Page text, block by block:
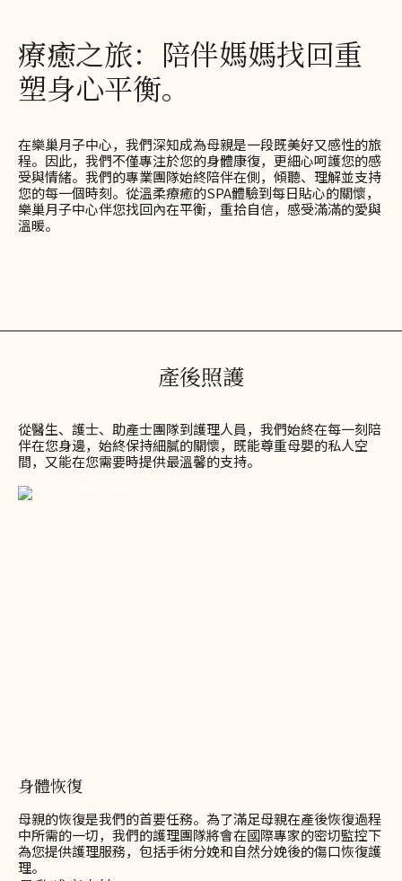
療癒之旅：陪伴媽媽找回重
塑身心平衡。
在樂巢月子中心，我們深知成為母親是一段既美好又感性的旅
程。因此，我們不僅專注於您的身體康復，更細心呵護您的感
受與情緒。我們的專業團隊始終陪伴在側，傾聽、理解並支持
您的每一個時刻。從溫柔療癒的SPA體驗到每日貼心的關懷，
樂巢月子中心伴您找回內在平衡，重拾自信，感受滿滿的愛與
溫暖。
產後照護
從醫生、護士、助產士團隊到護理人員，我們始終在每一刻陪
伴在您身邊，始終保持細膩的關懷，既能尊重母嬰的私人空
間，又能在您需要時提供最溫馨的支持。
身體恢復
母親的恢復是我們的首要任務。為了滿足母親在產後恢復過程
中所需的一切，我們的護理團隊將會在國際專家的密切監控下
為您提供護理服務，包括手術分娩和自然分娩後的傷口恢復護
理。